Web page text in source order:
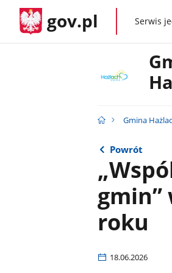
gov.pl gov.plSerwis
Gmina
Powrót
gmin”
roku
18.06.2026